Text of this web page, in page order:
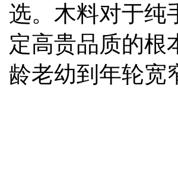
选。木料对于纯
定高贵品质的根
龄老幼到年轮宽